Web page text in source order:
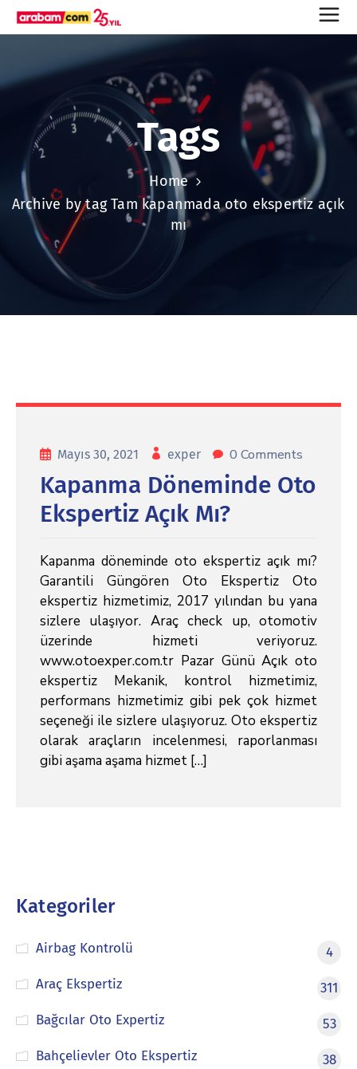
Tags
Home
Archive by tag Tam kapanmada oto ekspertiz açık
mı
Mayıs 30, 2021 exper 0 Comments
Kapanma Döneminde Oto
Ekspertiz Açık Mı?
Kapanma döneminde oto ekspertiz açık mı?
Garantili Güngören Oto Ekspertiz Oto
ekspertiz hizmetimiz, 2017 yılından bu yana
sizlere ulaşıyor. Araç check up, otomotiv
üzerinde hizmeti veriyoruz.
www.otoexper.com.tr Pazar Günü Açık oto
ekspertiz Mekanik, kontrol hizmetimiz,
performans hizmetimiz gibi pek çok hizmet
seçeneği ile sizlere ulaşıyoruz. Oto ekspertiz
olarak araçların incelenmesi, raporlanması
gibi aşama aşama hizmet […]
Kategoriler
Airbag Kontrolü
4
Araç Ekspertiz
311
Bağcılar Oto Expertiz
53
Bahçelievler Oto Ekspertiz
38